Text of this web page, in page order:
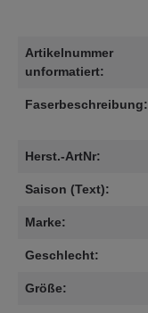
Artikelnummer
unformatiert:
Faserbeschreibung:
Herst.-ArtNr:
Saison (Text):
Marke:
Geschlecht:
Größe: